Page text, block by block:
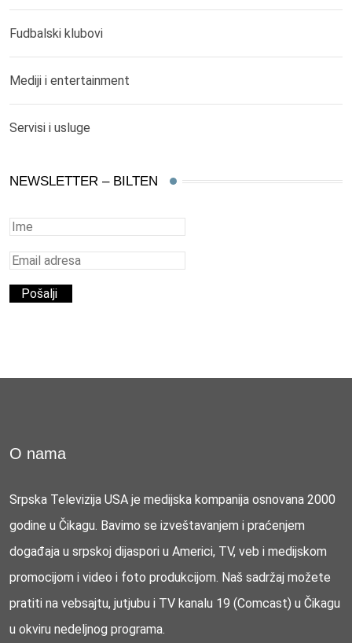
Fudbalski klubovi
Mediji i entertainment
Servisi i usluge
NEWSLETTER – BILTEN
O nama
Srpska Televizija USA je medijska kompanija osnovana 2000
godine u Čikagu. Bavimo se izveštavanjem i praćenjem
događaja u srpskoj dijaspori u Americi, TV, veb i medijskom
promocijom i video i foto produkcijom. Naš sadržaj možete
pratiti na vebsajtu, jutjubu i TV kanalu 19 (Comcast) u Čikagu
u okviru nedeljnog programa.